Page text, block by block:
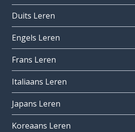
Duits Leren
Engels Leren
Frans Leren
Italiaans Leren
Japans Leren
Koreaans Leren